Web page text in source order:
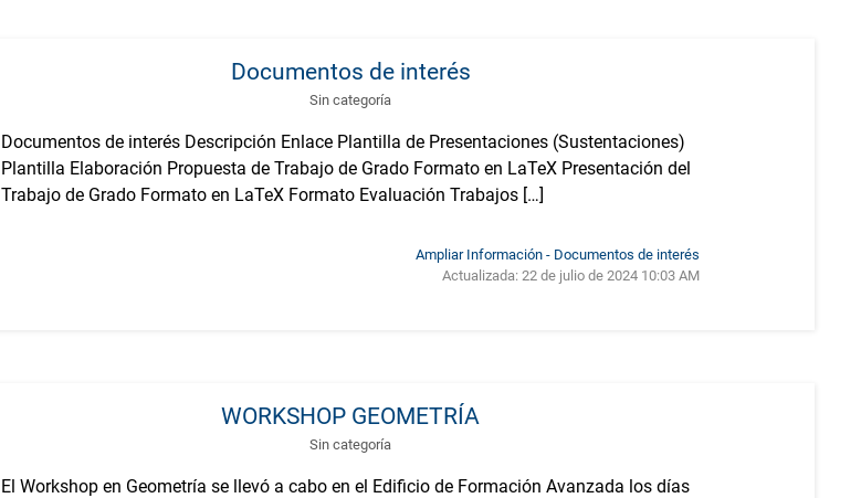
Documentos de interés
Sin categoría
Documentos de interés Descripción Enlace Plantilla de Presentaciones (Sustentaciones)
Plantilla Elaboración Propuesta de Trabajo de Grado Formato en LaTeX Presentación del
Trabajo de Grado Formato en LaTeX Formato Evaluación Trabajos […]
Ampliar Información - Documentos de interés
Actualizada:22 de julio de 2024 10:03 AM
WORKSHOP GEOMETRÍA
Sin categoría
El Workshop en Geometría se llevó a cabo en el Edificio de Formación Avanzada los días